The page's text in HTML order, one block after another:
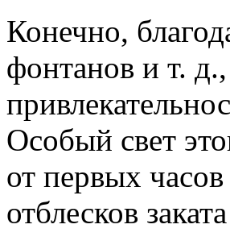
Конечно,
фонтанов и т.
Особый свет
от первых
отблесков